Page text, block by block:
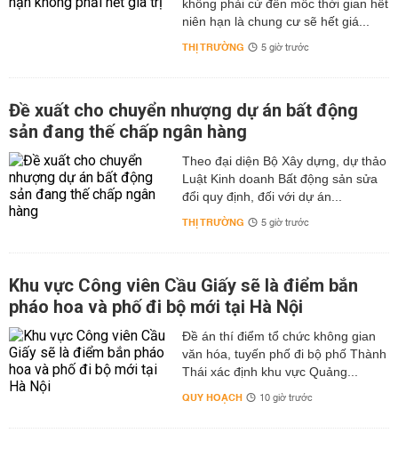
không phải cứ đến mốc thời gian hết
niên hạn là chung cư sẽ hết giá...
THỊ TRƯỜNG 5 giờ trước
Đề xuất cho chuyển nhượng dự án bất động
sản đang thế chấp ngân hàng
Theo đại diện Bộ Xây dựng, dự thảo
Luật Kinh doanh Bất động sản sửa
đổi quy định, đối với dự án...
THỊ TRƯỜNG 5 giờ trước
Khu vực Công viên Cầu Giấy sẽ là điểm bắn
pháo hoa và phố đi bộ mới tại Hà Nội
Đề án thí điểm tổ chức không gian
văn hóa, tuyến phố đi bộ phố Thành
Thái xác định khu vực Quảng...
QUY HOẠCH 10 giờ trước